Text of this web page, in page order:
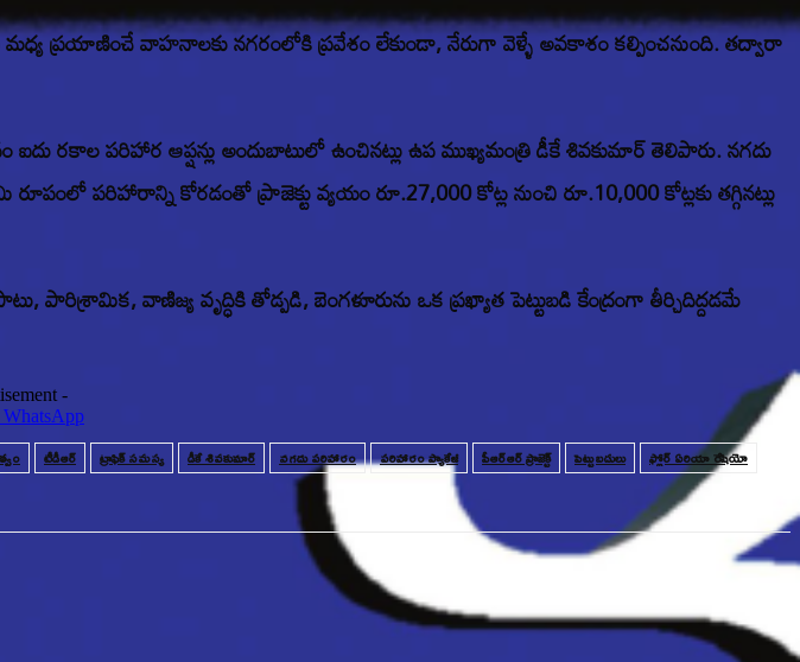
ప్రయాణించే వాహనాలకు నగరంలోకి ప్రవేశం లేకుండా, నేరుగా వెళ్ళే అవకాశం కల్పించనుంది. తద్వారా
పరిహార ఆప్షన్లు అందుబాటులో ఉంచినట్లు ఉప ముఖ్యమంత్రి డీకే శివకుమార్ తెలిపారు. నగదు
పరిహారాన్ని కోరడంతో ప్రాజెక్టు వ్యయం రూ.27,000 కోట్ల నుంచి రూ.10,000 కోట్లకు తగ్గినట్లు
వాణిజ్య వృద్ధికి తోడ్పడి, బెంగళూరును ఒక ప్రఖ్యాత పెట్టుబడి కేంద్రంగా తీర్చిదిద్దడమే
-
టీడీఆర్ ట్రాఫిక్ సమస్య డీకే శివకుమార్ నగదు పరిహారం పరిహారం ప్యాకేజీ పీఆర్ఆర్ ప్రాజెక్ట్ పెట్టుబడులు
ఫ్లోర్ ఏరియా రేషియో